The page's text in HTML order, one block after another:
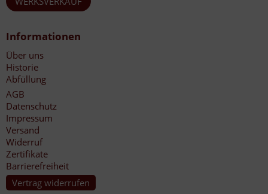
Informationen
Über uns
Historie
Abfüllung
AGB
Datenschutz
Impressum
Versand
Widerruf
Zertifikate
Barrierefreiheit
Vertrag widerrufen